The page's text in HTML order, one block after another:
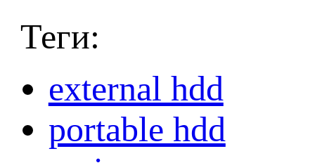
Теги:
external hdd
portable hdd